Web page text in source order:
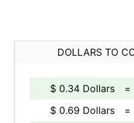
DOLLARS TO
$ 0.34 Dollars =
$ 0.69 Dollars
=